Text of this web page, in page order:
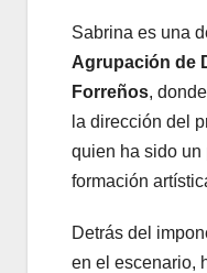
Sabrina es una
Agrupación de
Forreños,
la dirección del
quien ha sido un
formación
Detrás del
en el escenario,